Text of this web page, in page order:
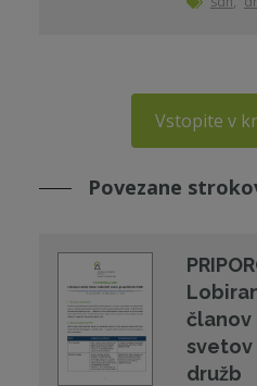
Vstopite v
Povezane
članov
svetov
družb